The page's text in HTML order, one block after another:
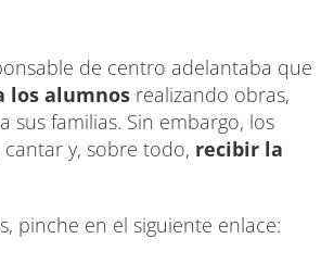
de centro adelantaba que
los alumnos realizando obras,
sus familias. Sin embargo, los
y, sobre todo, recibir la
pinche en el siguiente enlace: